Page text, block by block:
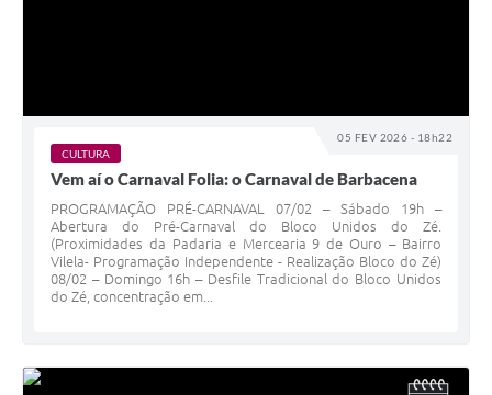
05 FEV 2026 - 18h22
CULTURA
Vem aí o Carnaval Folia: o Carnaval de Barbacena
PROGRAMAÇÃO PRÉ-CARNAVAL 07/02 – Sábado 19h –
Abertura do Pré-Carnaval do Bloco Unidos do Zé.
(Proximidades da Padaria e Mercearia 9 de Ouro – Bairro
Vilela- Programação Independente - Realização Bloco do Zé)
08/02 – Domingo 16h – Desfile Tradicional do Bloco Unidos
do Zé, concentração em...